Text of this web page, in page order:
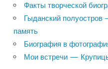
Факты творческой
Гыданский
память
Биография в
Мои встречи —